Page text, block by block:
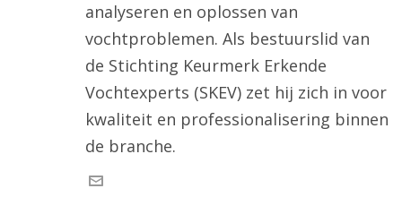
analyseren en oplossen van
vochtproblemen. Als bestuurslid van
de Stichting Keurmerk Erkende
Vochtexperts (SKEV) zet hij zich in voor
kwaliteit en professionalisering binnen
de branche.